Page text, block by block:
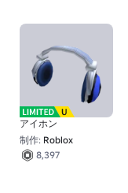
アイホン
制作: Roblox
8,397